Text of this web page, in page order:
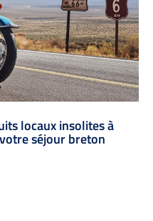
locaux insolites à
séjour breton